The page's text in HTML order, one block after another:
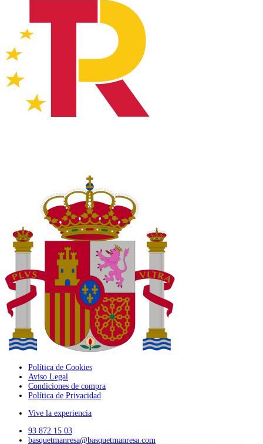
Política de Cookies
Aviso Legal
Condiciones de compra
Política de Privacidad
Vive la experiencia
93 872 15 03
basquetmanresa@basquetmanresa.com